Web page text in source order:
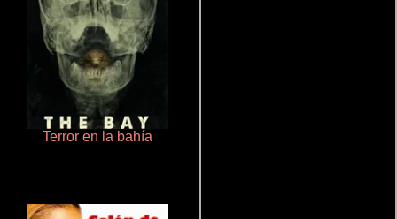
Terror en la bahía